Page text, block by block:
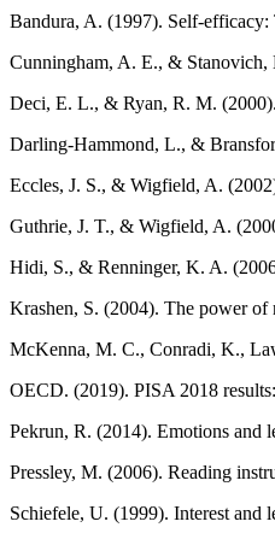
Bandura, A. (1997). Self-
Cunningham, A. E., & Stanovich,
Deci, E. L., & Ryan, R. M.
Darling-Hammond, L., &
Eccles, J. S., & Wigfield, A.
Guthrie, J. T., & Wigfield, A.
Hidi, S., & Renninger, K. A.
Krashen, S. (2004). The power of
McKenna, M. C., Conradi, K.,
OECD. (2019). PISA 2018
Pekrun, R. (2014). Emotions and
Pressley, M. (2006). Reading
Schiefele, U. (1999). Interest and